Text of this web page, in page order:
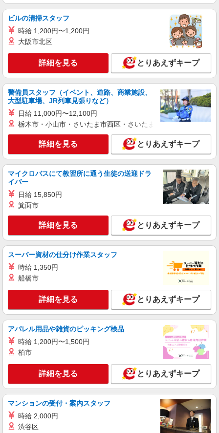
アルバイト パート
コンパスグループ・ジャパン株式会社 22067_p
時給1,200円以上 試用期間中 時給1,200円以上
(試用期間2ヶ月) 残業が発生した場合、残業代を1
分単位で別途支給します。
シマノ下関工場 （山口県下関市小月小島１丁
詳細を見る
コンパスグループ・ジャパン株式会社 39667_p
調理員【アルバイト・パート】
時給1,100円以上 試用期間中 時給1,100円以上
(試用期間2ヶ月) 残業が発生した場合、残業代を1
下関幸陽園 （山口県下関市楠乃５－５－２
キープ 詳細を見る
アルバイト パート
コンパスグループ・ジャパン株式会社 39663_p
調理員【アルバイト・パート】
分単位で別途支給します。
野村病院 （山口県下関市横野１０３８?１）
キープ 詳細を見る
コンパスグループ・ジャパン株式会社 63136_p
時給1,200円以上 試用期間中 時給1,200円以上
(試用期間2ヶ月) 残業が発生した場合、残業代を1
分単位で別途支給します。
下関病院職員食堂 （山口県下関市富任町6-
18-18）
キープ 詳細を見る
ビルの清掃スタッフ
時給 1,200円〜1,200円
大阪市北区
詳細を見る とりあえずキープ
警備員スタッフ（イベント、道路、商業施設、
大型駐車場、JR列車見張りなど）
日給 11,000円〜12,100円
栃木市・小山市・さいたま市西区・さいたま市岩槻区・久喜市・
詳細を見る とりあえずキープ
マイクロバスにて教習所に通う生徒の送迎ドラ
イバー
日給 15,850円
箕面市
詳細を見る とりあえずキープ
スーパー資材の仕分け作業スタッフ
時給 1,350円
船橋市
詳細を見る とりあえずキープ
アパレル用品や雑貨のピッキング検品
時給 1,200円〜1,500円
柏市
詳細を見る とりあえずキープ
マンションの受付・案内スタッフ
時給 2,000円
渋谷区